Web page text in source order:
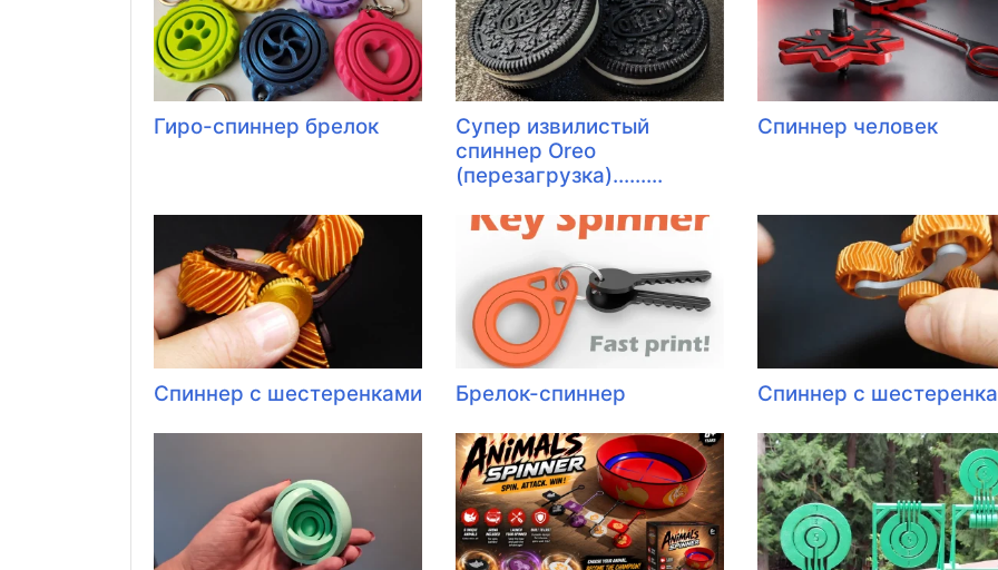
Гиро-спиннер брелок
Супер извилистый
спиннер Oreo
(перезагрузка).........
Спиннер человек
Спиннер с шестеренками Брелок-спиннер Спиннер с